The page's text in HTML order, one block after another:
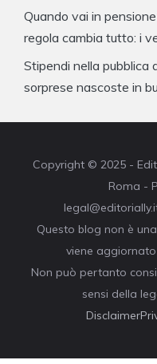
Quando vai in
regola cambia tutto: i
Stipendi nella pubblica
sorprese nascoste in
Copyright © 2025 -
Roma -
Questo blog non è
viene
Non può pertanto
sensi della
Disclaimer